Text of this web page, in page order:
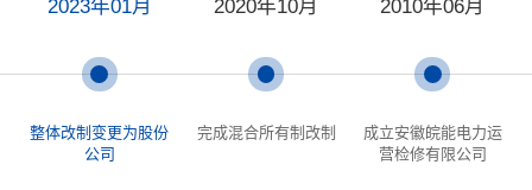
2023年01月
整体改制变更为股份
公司
2020年10月
完成混合所有制改制
2010年06月
成立安徽皖能电力运
营检修有限公司